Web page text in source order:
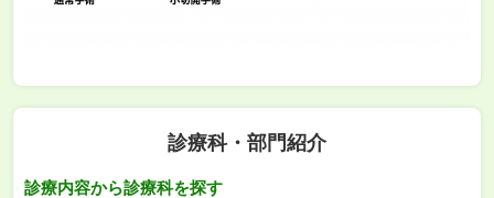
診療科・部門紹介
診療内容から診療科を探す